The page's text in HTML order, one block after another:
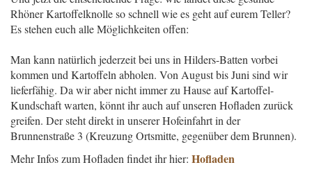
Rhöner Kartoffelknolle so schnell wie es geht auf eurem Teller?
Es stehen euch alle Möglichkeiten offen:
Man kann natürlich jederzeit bei uns in Hilders-Batten vorbei
kommen und Kartoffeln abholen. Von August bis Juni sind wir
lieferfähig. Da wir aber nicht immer zu Hause auf Kartoffel-
Kundschaft warten, könnt ihr auch auf unseren Hofladen zurück
greifen. Der steht direkt in unserer Hofeinfahrt in der
Brunnenstraße 3 (Kreuzung Ortsmitte, gegenüber dem Brunnen).
Mehr Infos zum Hofladen findet ihr hier: Hofladen